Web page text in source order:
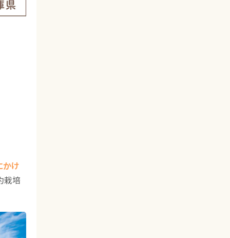
かけ
栽培